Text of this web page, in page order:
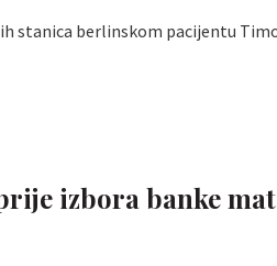
stanica berlinskom pacijentu
izbora banke